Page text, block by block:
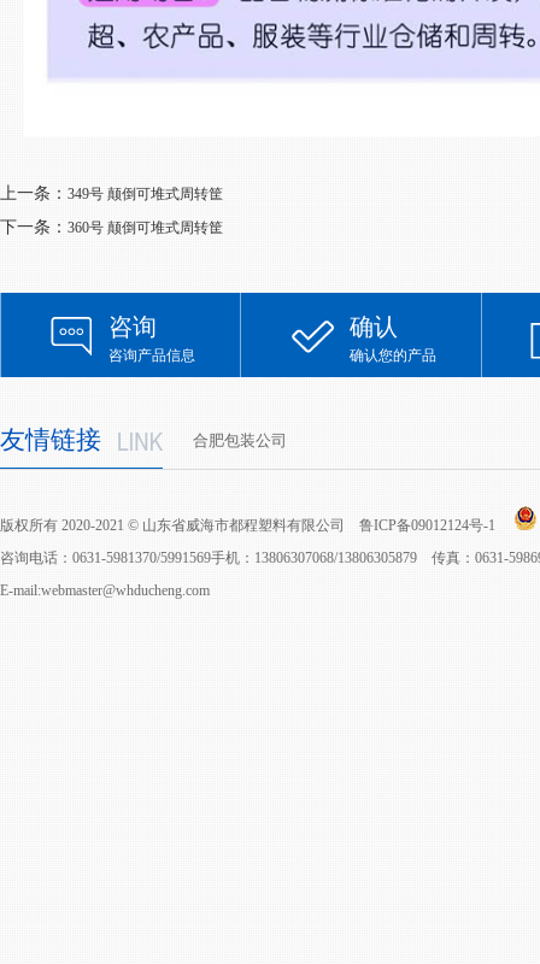
上一条： 349号 颠倒可堆式周转筐
下一条： 360号 颠倒可堆式周转筐
咨询
咨询产品信息
确认
确认您的产品
友情链接 合肥包装公司
版权所有 2020-2021 © 山东省威海市都程塑料有限公司 鲁ICP备09012124号-1
咨询电话：0631-5981370/5991569手机：13806307068/13806305879 传真：0631-
E-mail:webmaster@whducheng.com